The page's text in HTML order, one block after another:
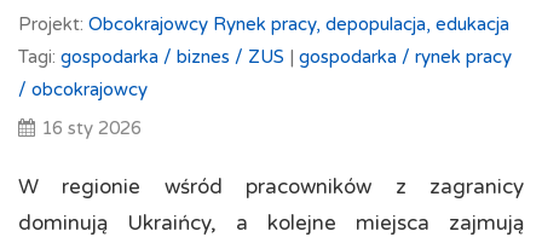
Projekt: Obcokrajowcy Rynek pracy, depopulacja, edukacja
Tagi: gospodarka / biznes / ZUS | gospodarka / rynek pracy
/ obcokrajowcy
16 sty 2026
W regionie wśród pracowników z zagranicy
dominują Ukraińcy, a kolejne miejsca zajmują